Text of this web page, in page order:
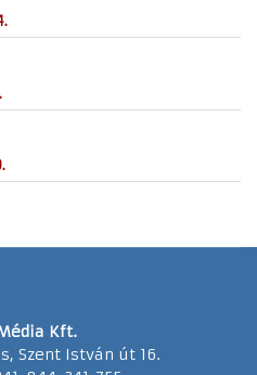
Kft.
Szent István út 16.